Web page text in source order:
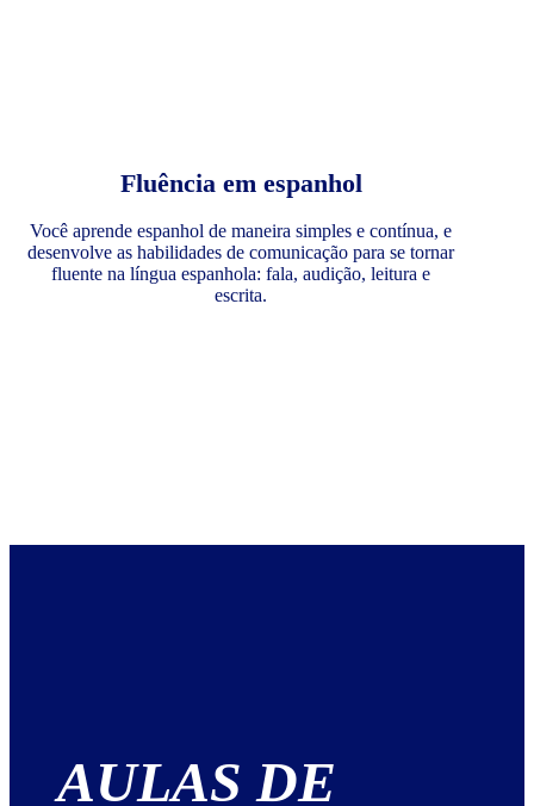
Fluência em espanhol
Você aprende espanhol de maneira simples e contínua, e
desenvolve as habilidades de comunicação para se tornar
fluente na língua espanhola: fala, audição, leitura e
escrita.
AULAS DE